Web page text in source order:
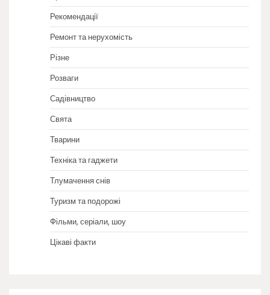
Рекомендації
Ремонт та нерухомість
Різне
Розваги
Садівництво
Свята
Тварини
Техніка та гаджети
Тлумачення снів
Туризм та подорожі
Фільми, серіали, шоу
Цікаві факти